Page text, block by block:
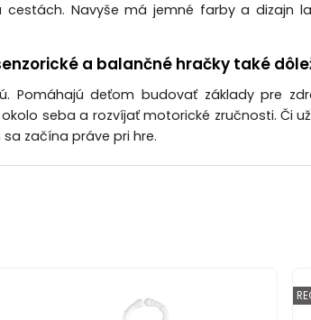
Navyše má jemné farby a dizajn
a balančné hračky také
Pomáhajú deťom budovať základy pre
seba a rozvíjať motorické zručnosti. Či
začína práve pri hre.